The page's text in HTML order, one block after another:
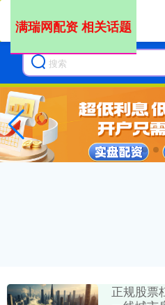
满瑞网配资 相关话题
正规股票